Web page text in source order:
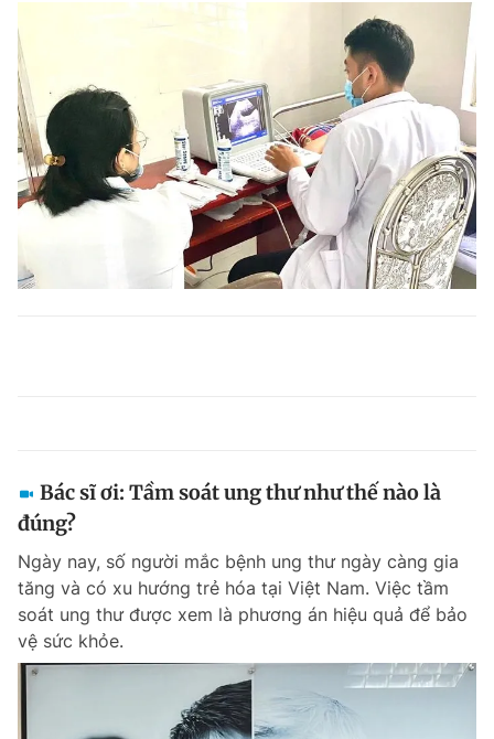
Bác sĩ ơi: Tầm soát ung thư như thế nào là
đúng?
Ngày nay, số người mắc bệnh ung thư ngày càng gia
tăng và có xu hướng trẻ hóa tại Việt Nam. Việc tầm
soát ung thư được xem là phương án hiệu quả để bảo
vệ sức khỏe.